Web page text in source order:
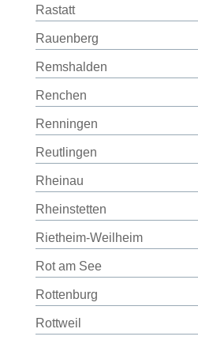
Rastatt
Rauenberg
Remshalden
Renchen
Renningen
Reutlingen
Rheinau
Rheinstetten
Rietheim-Weilheim
Rot am See
Rottenburg
Rottweil